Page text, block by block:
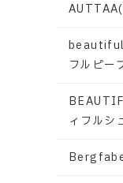
beautiful
フルピー
ィフルシ